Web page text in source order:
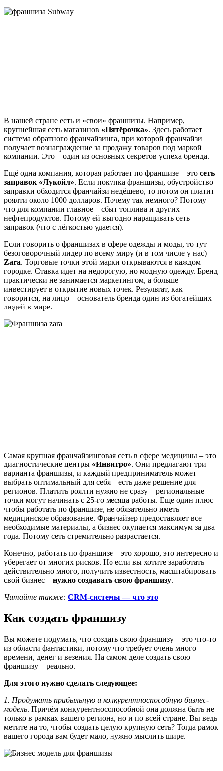
В нашей стране есть и «свои» франшизы. Например,
крупнейшая сеть магазинов «Пятёрочка». Здесь работает
система обратного франчайзинга, при которой франчайзи
получает вознаграждение за продажу товаров под маркой
компании. Это – один из основных секретов успеха бренда.
Ещё одна компания, которая работает по франшизе – это сеть
заправок «Лукойл». Если покупка франшизы, обустройство
заправки обходится франчайзи недёшево, то потом он платит
роялти около 1000 долларов. Почему так немного? Потому
что для компании главное – сбыт топлива и других
нефтепродуктов. Потому ей выгодно наращивать сеть
заправок (что с лёгкостью удается).
Если говорить о франшизах в сфере одежды и моды, то тут
безоговорочный лидер по всему миру (и в том числе у нас) –
Zara. Торговые точки этой марки открываются в каждом
городке. Ставка идет на недорогую, но модную одежду. Бренд
практически не занимается маркетингом, а больше
инвестирует в открытие новых точек. Результат, как
говорится, на лицо – основатель бренда один из богатейших
людей в мире.
Самая крупная франчайзинговая сеть в сфере медицины – это
диагностические центры «Инвитро». Они предлагают три
варианта франшизы, и каждый предприниматель может
выбрать оптимальный для себя – есть даже решение для
регионов. Платить роялти нужно не сразу – региональные
точки могут начинать с 25-го месяца работы. Еще один плюс –
чтобы работать по франшизе, не обязательно иметь
медицинское образование. Франчайзер предоставляет все
необходимые материалы, а бизнес окупается максимум за два
года. Потому сеть стремительно разрастается.
Конечно, работать по франшизе – это хорошо, это интересно и
уберегает от многих рисков. Но если вы хотите заработать
действительно много, получить известность, масштабировать
свой бизнес – нужно создавать свою франшизу.
Читайте также: CRM-системы — что это
Как создать франшизу
Вы можете подумать, что создать свою франшизу – это что-то
из области фантастики, потому что требует очень много
времени, денег и везения. На самом деле создать свою
франшизу – реально.
Для этого нужно сделать следующее:
1. Продумать прибыльную и конкурентноспособную бизнес-
модель. Причём конкурентносопособной она должна быть не
только в рамках вашего региона, но и по всей стране. Вы ведь
метите на то, чтобы создать целую крупную сеть? Тогда рамок
вашего города вам будет мало, нужно мыслить шире.